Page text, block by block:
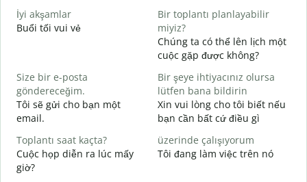
İyi akşamlar
Buổi tối vui vẻ
Bir toplantı planlayabilir
miyiz?
Chúng ta có thể lên lịch một
cuộc gặp được không?
Size bir e-posta
göndereceğim.
Tôi sẽ gửi cho bạn một
email.
Bir şeye ihtiyacınız olursa
lütfen bana bildirin
Xin vui lòng cho tôi biết nếu
bạn cần bất cứ điều gì
Toplantı saat kaçta?
Cuộc họp diễn ra lúc mấy
giờ?
üzerinde çalışıyorum
Tôi đang làm việc trên nó